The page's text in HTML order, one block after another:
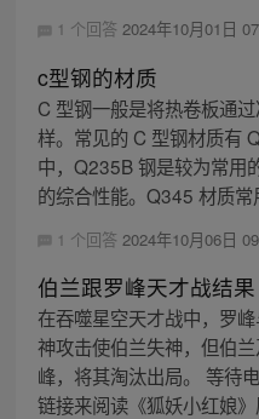
1 个回答 2024年10月01日
c型钢的材质
C 型钢一般是将热卷板通
样。常见的 C 型钢材质有
中，Q235B 钢是较为常用
的综合性能。Q345 材质常
1 个回答 2024年10月06日
伯兰跟罗峰天才战结果
在吞噬星空天才战中，罗
神攻击使伯兰失神，但伯
峰，将其淘汰出局。 等待
链接来阅读《狐妖小红娘》